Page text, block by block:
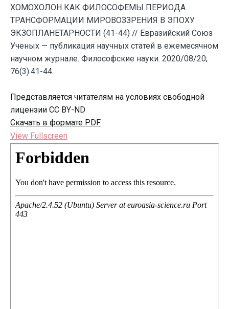
ХОМОХОЛОН КАК ФИЛОСОФЕМЫ ПЕРИОДА
ТРАНСФОРМАЦИИ МИРОВОЗЗРЕНИЯ В ЭПОХУ
ЭКЗОПЛАНЕТАРНОСТИ (41-44) // Евразийский Союз
Ученых — публикация научных статей в ежемесячном
научном журнале. Философские науки. 2020/08/20;
76(3):41-44.
Представляется читателям на условиях свободной
лицензии CC BY-ND
Скачать в формате PDF
View Fullscreen
Перейти
содержимому